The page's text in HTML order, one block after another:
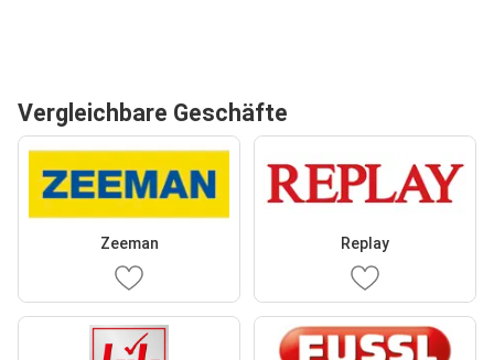
Vergleichbare Geschäfte
Zeeman Replay